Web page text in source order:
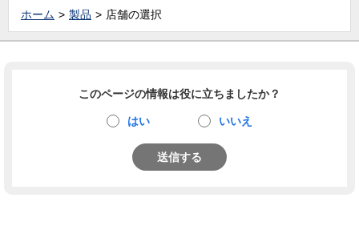
ホーム 製品 店舗の選択
このページの情報は役に立ちましたか？
はい いいえ
送信する